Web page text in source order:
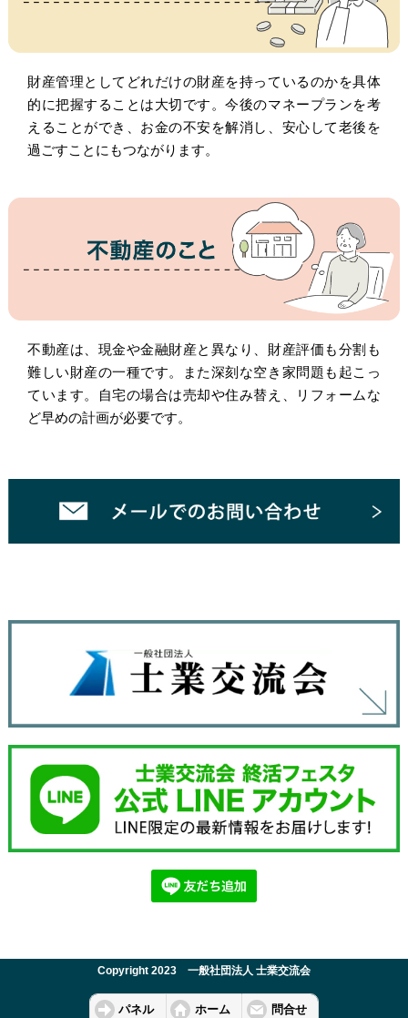
財産管理としてどれだけの財産を持っているのかを具体
的に把握することは大切です。今後のマネープランを考
えることができ、お金の不安を解消し、安心して老後を
過ごすことにもつながります。
不動産は、現金や金融財産と異なり、財産評価も分割も
難しい財産の一種です。また深刻な空き家問題も起こっ
ています。自宅の場合は売却や住み替え、リフォームな
ど早めの計画が必要です。
Copyright 2023 一般社団法人 士業交流会
パネル ホーム 問合せ